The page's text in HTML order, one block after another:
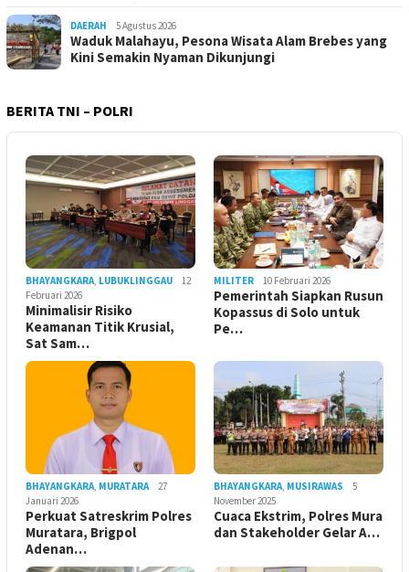
DAERAH 5 Agustus 2026
Waduk Malahayu, Pesona Wisata Alam Brebes yang
Kini Semakin Nyaman Dikunjungi
BERITA TNI – POLRI
BHAYANGKARA LUBUKLINGGAU
12
Februari 2026
Minimalisir Risiko
Keamanan Titik Krusial,
Sat Sam…
MILITER 10 Februari 2026
Pemerintah Siapkan Rusun
Kopassus di Solo untuk
Pe…
BHAYANGKARA MURATARA
27
Januari 2026
Perkuat Satreskrim Polres
Muratara, Brigpol
Adenan…
BHAYANGKARA MUSIRAWAS
5
November 2025
Cuaca Ekstrim, Polres Mura
dan Stakeholder Gelar A…